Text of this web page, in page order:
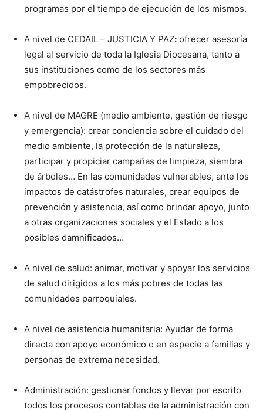
programas por el tiempo de ejecución de los mismos.
A nivel de CEDAIL – JUSTICIA Y PAZ: ofrecer asesoría
legal al servicio de toda la Iglesia Diocesana, tanto a
sus instituciones como de los sectores más
empobrecidos.
A nivel de MAGRE (medio ambiente, gestión de riesgo
y emergencia): crear conciencia sobre el cuidado del
medio ambiente, la protección de la naturaleza,
participar y propiciar campañas de limpieza, siembra
de árboles… En las comunidades vulnerables, ante los
impactos de catástrofes naturales, crear equipos de
prevención y asistencia, así como brindar apoyo, junto
a otras organizaciones sociales y el Estado a los
posibles damnificados…
A nivel de salud: animar, motivar y apoyar los servicios
de salud dirigidos a los más pobres de todas las
comunidades parroquiales.
A nivel de asistencia humanitaria: Ayudar de forma
directa con apoyo económico o en especie a familias y
personas de extrema necesidad.
Administración: gestionar fondos y llevar por escrito
todos los procesos contables de la administración con